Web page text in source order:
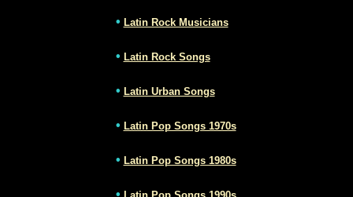
• Latin Rock Musicians
• Latin Rock Songs
• Latin Urban Songs
• Latin Pop Songs 1970s
• Latin Pop Songs 1980s
•